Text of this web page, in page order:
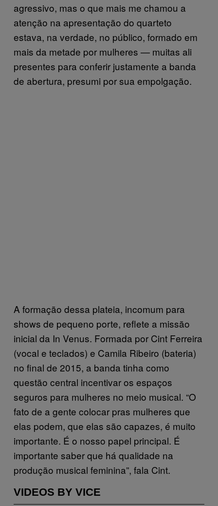
agressivo, mas o que mais me chamou a
atenção na apresentação do quarteto
estava, na verdade, no público, formado em
mais da metade por mulheres — muitas ali
presentes para conferir justamente a banda
de abertura, presumi por sua empolgação.
A formação dessa plateia, incomum para
shows de pequeno porte, reflete a missão
inicial da In Venus. Formada por Cint Ferreira
(vocal e teclados) e Camila Ribeiro (bateria)
no final de 2015, a banda tinha como
questão central incentivar os espaços
seguros para mulheres no meio musical. “O
fato de a gente colocar pras mulheres que
elas podem, que elas são capazes, é muito
importante. É o nosso papel principal. É
importante saber que há qualidade na
produção musical feminina”, fala Cint.
VIDEOS BY VICE